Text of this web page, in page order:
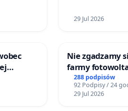
29 Jul 2026
Bielsku-
Nie zgadzamy
farmy
rzetelnych
mieszkańców
288 podpisów
92 Podpisy / 24
29 Jul 2026